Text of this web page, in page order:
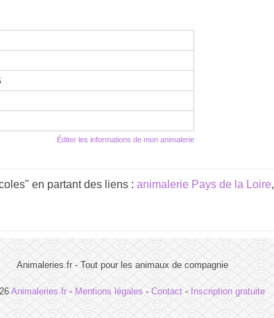
Éditer les informations de mon animalerie
en partant des liens : animalerie Pays de la Loire,
Animaleries.fr - Tout pour les animaux de compagnie
Animaleries.fr - Mentions légales - Contact- Inscription gratuite